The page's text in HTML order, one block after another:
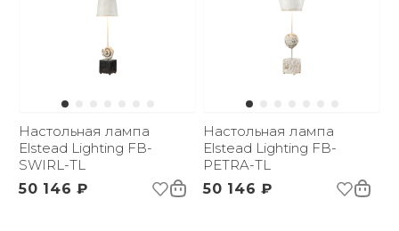
Настольная лампа
Elstead Lighting FB-
SWIRL-TL
50 146 ₽
Настольная лампа
Elstead Lighting FB-
PETRA-TL
50 146 ₽